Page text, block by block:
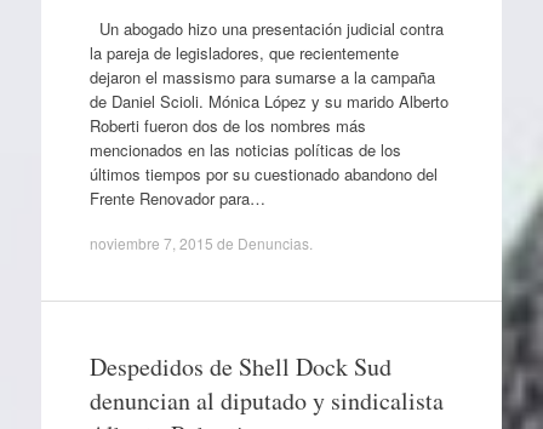
Un abogado hizo una presentación judicial contra
la pareja de legisladores, que recientemente
dejaron el massismo para sumarse a la campaña
de Daniel Scioli. Mónica López y su marido Alberto
Roberti fueron dos de los nombres más
mencionados en las noticias políticas de los
últimos tiempos por su cuestionado abandono del
Frente Renovador para…
noviembre 7, 2015 de Denuncias.
Despedidos de Shell Dock Sud
denuncian al diputado y sindicalista